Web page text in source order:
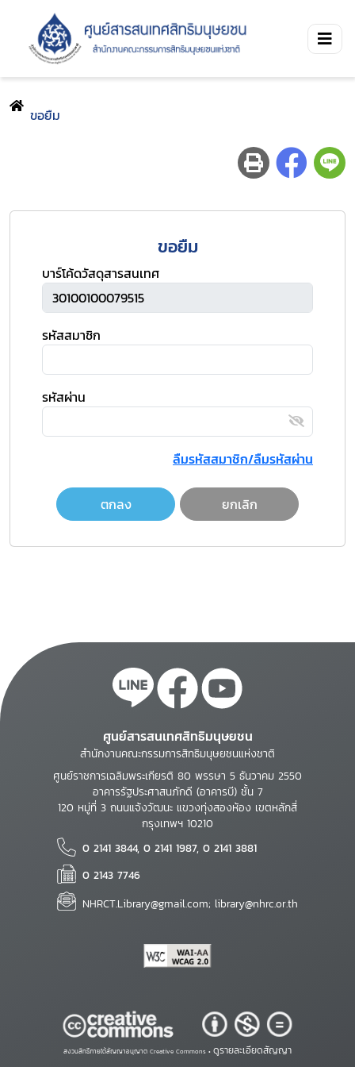
ขอยืม
ขอยืม
บาร์โค้ดวัสดุสารสนเทศ
รหัสสมาชิก
รหัสผ่าน
ลืมรหัสสมาชิก/ลืมรหัสผ่าน
ตกลง ยกเลิก
ศูนย์สารสนเทศสิทธิมนุษยชน
สำนักงานคณะกรรมการสิทธิมนุษยชนแห่งชาติ
ศูนย์ราชการเฉลิมพระเกียรติ 80 พรรษา 5 ธันวาคม 2550
อาคารรัฐประศาสนภักดี (อาคารบี) ชั้น 7
120 หมู่ที่ 3 ถนนแจ้งวัฒนะ แขวงทุ่งสองห้อง เขตหลักสี่
กรุงเทพฯ 10210
0 2141 3844, 0 2141 1987, 0 2141 3881
0 2143 7746
NHRCT.Library@gmail.com; library@nhrc.or.th
สงวนสิทธิ์ภายใต้สัญญาอนุญาต Creative Commons • ดูรายละเอียดสัญญา